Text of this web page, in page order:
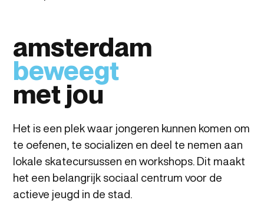
amsterdam
beweegt
met jou
Het is een plek waar jongeren kunnen komen om
te oefenen, te socializen en deel te nemen aan
lokale skatecursussen en workshops. Dit maakt
het een belangrijk sociaal centrum voor de
actieve jeugd in de stad.